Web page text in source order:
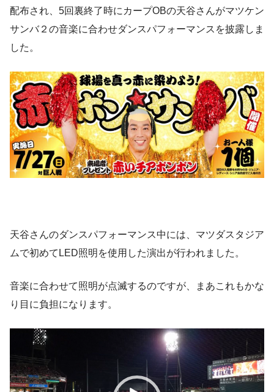
配布され、5回裏終了時にカープOBの天谷さんがマツケン
サンバ２の音楽に合わせダンスパフォーマンスを披露しま
した。
天谷さんのダンスパフォーマンス中には、マツダスタジア
ムで初めてLED照明を使用した演出が行われました。
音楽に合わせて照明が点滅するのですが、まあこれもかな
り目に負担になります。
画
プ
レ